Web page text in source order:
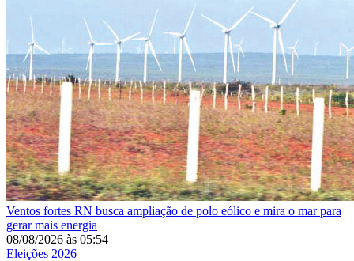
Ventos fortes RN busca ampliação de polo eólico e mira o mar para
gerar mais energia
08/08/2026 às 05:54
Eleições 2026